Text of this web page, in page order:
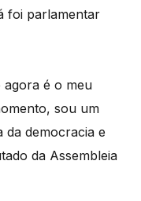
foi parlamentar
agora é o meu
sou um
da democracia e
da Assembleia